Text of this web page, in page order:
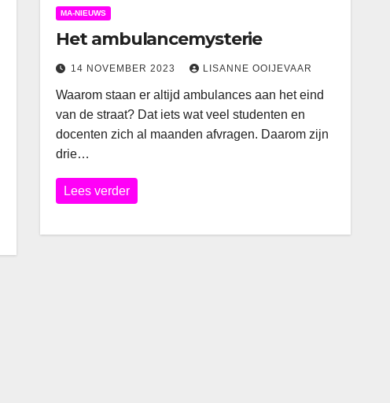
MA-NIEUWS
Het ambulancemysterie
14 NOVEMBER 2023 LISANNE OOIJEVAAR
Waarom staan er altijd ambulances aan het eind
van de straat? Dat iets wat veel studenten en
docenten zich al maanden afvragen. Daarom zijn
drie…
Lees verder